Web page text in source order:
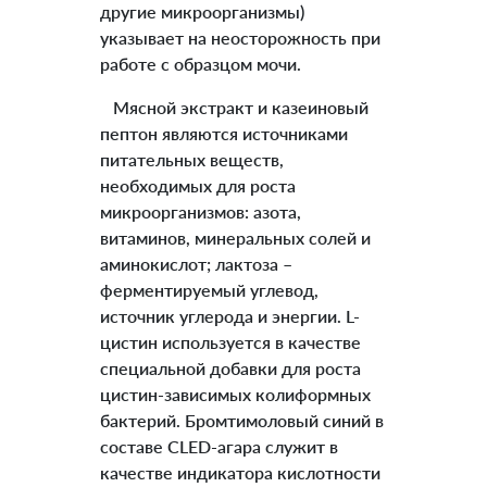
другие микроорганизмы)
указывает на неосторожность при
работе с образцом мочи.
Мясной экстракт и казеиновый
пептон являются источниками
питательных веществ,
необходимых для роста
микроорганизмов: азота,
витаминов, минеральных солей и
аминокислот; лактоза –
ферментируемый углевод,
источник углерода и энергии. L-
цистин используется в качестве
специальной добавки для роста
цистин-зависимых колиформных
бактерий. Бромтимоловый синий в
составе CLED-агара служит в
качестве индикатора кислотности